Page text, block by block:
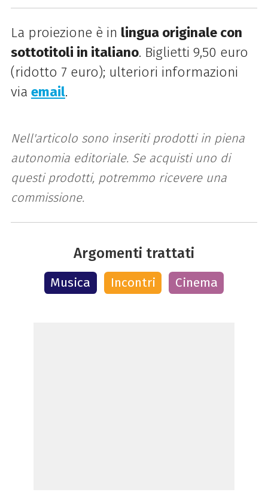
La proiezione è in lingua originale con
sottotitoli in italiano. Biglietti 9,50 euro
(ridotto 7 euro); ulteriori informazioni
via email.
Nell'articolo sono inseriti prodotti in piena
autonomia editoriale. Se acquisti uno di
questi prodotti, potremmo ricevere una
commissione.
Argomenti trattati
Musica Incontri Cinema